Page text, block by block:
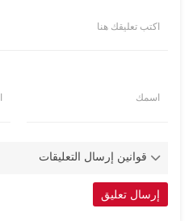
اكتب تعليقك هنا
اسمك
قوانين إرسال التعليقات